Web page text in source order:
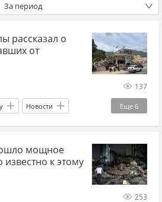
За период
рассказал о
от
137
Еще 6
Новости
погибшие
пострадавшие
мощное
к этому
253